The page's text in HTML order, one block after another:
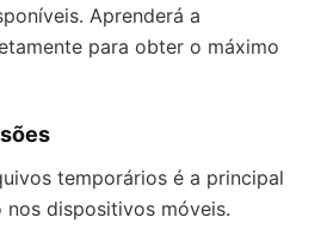
Aprenderá a
para obter o máximo
temporários é a principal
nos dispositivos móveis.